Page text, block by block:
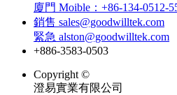
廈門 Moible：+86-134-0512-
銷售 sales@goodwilltek.com
緊急 alston@goodwilltek.com
+886-3583-0503
Copyright ©
澄易實業有限公司